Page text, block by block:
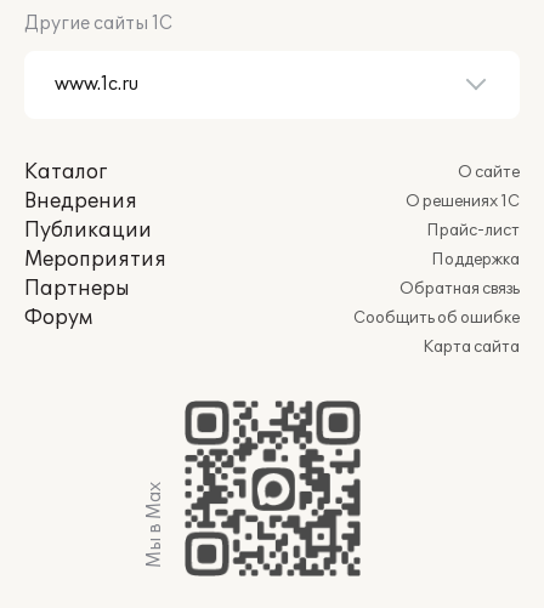
Другие сайты 1С
Каталог
Внедрения
Публикации
Мероприятия
Партнеры
Форум
О сайте
О решениях 1С
Прайс-лист
Поддержка
Обратная связь
Сообщить об ошибке
Карта сайта
Мы в Max